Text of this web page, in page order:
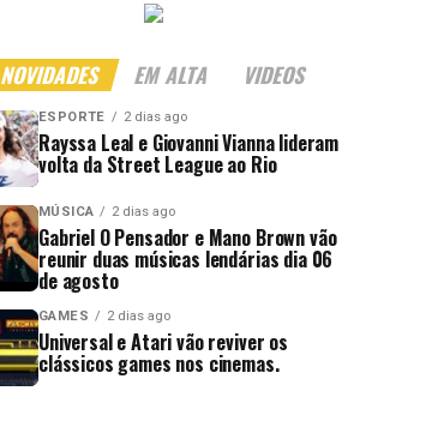
NOVIDADES EM ALTA VIDEOS
ESPORTE 2 dias ago
Rayssa Leal e Giovanni Vianna lideram
volta da Street League ao Rio
MÚSICA 2 dias ago
Gabriel O Pensador e Mano Brown vão
reunir duas músicas lendárias dia 06
de agosto
GAMES 2 dias ago
Universal e Atari vão reviver os
clássicos games nos cinemas.